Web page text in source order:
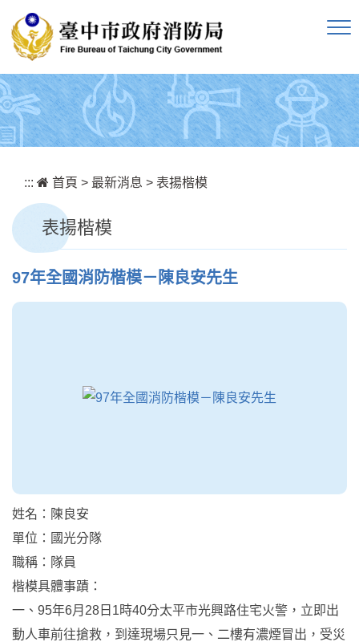
::: 首頁 > 最新消息 > 表揚楷模
表揚楷模
97年全國消防楷模－陳良安先生
姓名：陳良安
單位：國光分隊
職稱：隊員
楷模具體事蹟：
一、95年6月28日1時40分太平市光興路住宅火警，立即出
動人車前往搶救，到達現場只見一、二樓有濃煙冒出，受災